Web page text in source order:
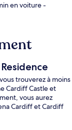
en voiture-
trouverez à moins
Cardiff Castle et
vous aurez
Cardiff et Cardiff